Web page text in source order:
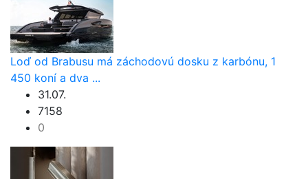
Loď od Brabusu má záchodovú dosku z karbónu, 1
450 koní a dva ...
31.07.
7158
0